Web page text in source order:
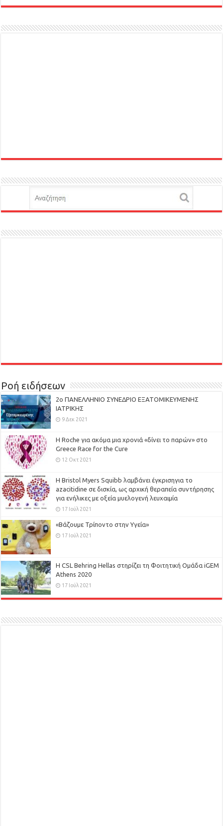
Ροή ειδήσεων
2ο ΠΑΝΕΛΛΗΝΙΟ ΣΥΝΕΔΡΙΟ ΕΞΑΤΟΜΙΚΕΥΜΕΝΗΣ
ΙΑΤΡΙΚΗΣ
9 Δεκ 2021
H Roche για ακόμα μια χρονιά «δίνει το παρών» στο
Greece Race for the Cure
12 Οκτ 2021
Η Bristol Myers Squibb λαμβάνει έγκρισηγια το
azacitidine σε δισκία, ως αρχική θεραπεία συντήρησης
για ενήλικες με οξεία μυελογενή λευχαιμία
17 Ιούλ 2021
«Βάζουμε Τρίποντο στην Υγεία»
17 Ιούλ 2021
H CSL Behring Hellas στηρίζει τη Φοιτητική Ομάδα iGEM
Athens 2020
17 Ιούλ 2021